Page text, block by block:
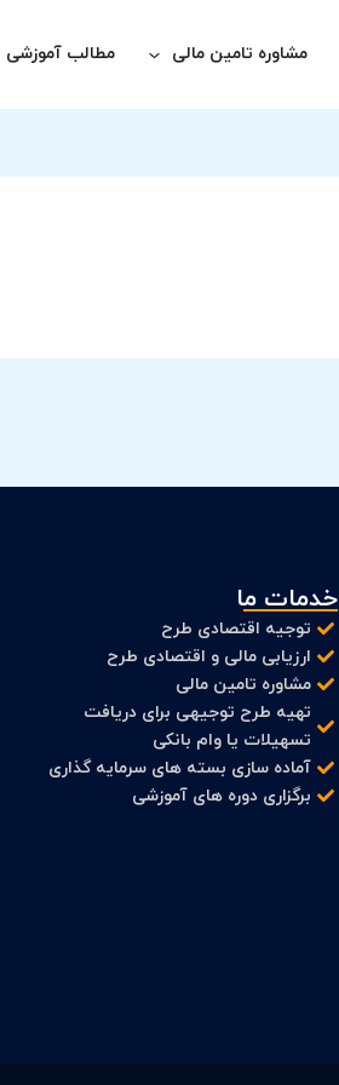
مشاوره تامین مالی مطالب آموزشی
خدمات ما
توجیه اقتصادی طرح
ارزیابی مالی و اقتصادی طرح
مشاوره تامین مالی
تهیه طرح توجیهی برای دریافت
تسهیلات یا وام بانکی
آماده سازی بسته های سرمایه گذاری
برگزاری دوره های آموزشی